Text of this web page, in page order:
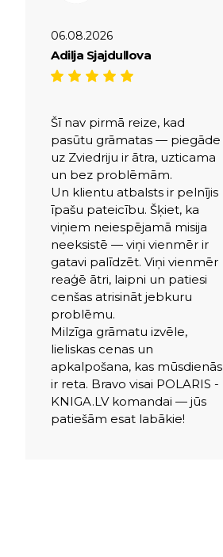
06.08.2026
Adilja Sjajdullova
Šī nav pirmā reize, kad
pasūtu grāmatas — piegāde
uz Zviedriju ir ātra, uzticama
un bez problēmām.
Un klientu atbalsts ir pelnījis
īpašu pateicību. Šķiet, ka
viņiem neiespējamā misija
neeksistē — viņi vienmēr ir
gatavi palīdzēt. Viņi vienmēr
reaģē ātri, laipni un patiesi
cenšas atrisināt jebkuru
problēmu.
Milzīga grāmatu izvēle,
lieliskas cenas un
apkalpošana, kas mūsdienās
ir reta. Bravo visai POLARIS -
KNIGA.LV komandai — jūs
patiešām esat labākie!